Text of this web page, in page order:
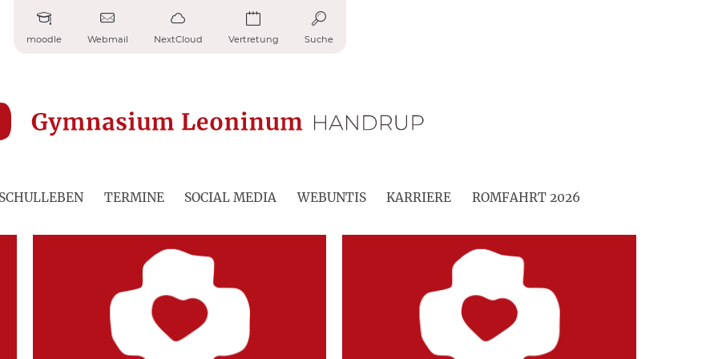
moodle Webmail NextCloud Vertretung Suche
SCHULLEBEN TERMINE SOCIAL MEDIA WEBUNTIS KARRIERE ROMFAHRT 2026